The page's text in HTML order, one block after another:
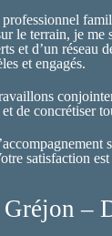
le terrain, je me
et d’un réseau
et engagés.
de concrétiser
satisfaction
Gréjon –